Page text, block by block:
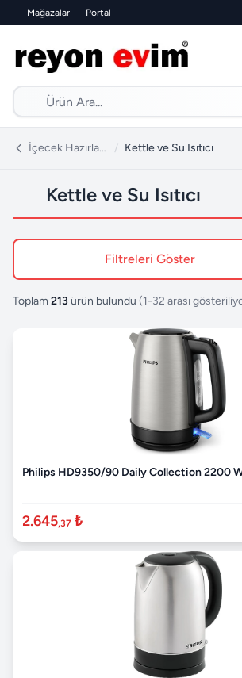
Mağazalar| Portal
İçecek Hazırlama / Kettle ve Su Isıtıcı
Kettle ve Su Isıtıcı
Filtreleri Göster
Toplam 213 ürün bulundu (1-32 arası
Philips HD9350/90 Daily Collection 2200
2.645,37 ₺